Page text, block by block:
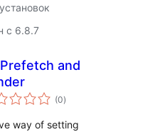
с 6.8.7
and
(0общий
рейтинг
)
way of setting